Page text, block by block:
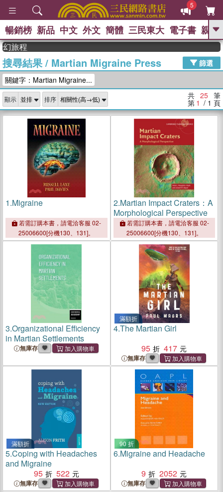
5
GO
熱搜： 東野圭吾 、 高希均教授回憶錄
、 The Odyssey 、 父親節 、 如果歷
獎 臺灣漫遊錄 、 方念華 、 台灣的李
登輝時代
數學女孩：黎曼猜想 、
偉大的迷走神經
暢銷榜 新品 中文 外文 簡體 三民東大 電子書 親子
程
搜尋結果/ Martian Migraine Press
篩選
關鍵字：Martian Migraine...
顯示 排序 共 25 筆
第 1 / 1 頁
1.Migraine
若需訂購本書，請電洽客服 02-
25006600[分機130、131]。
2.Martian Impact Craters：A
Morphological Perspective
若需訂購本書，請電洽客服 02-
25006600[分機130、131]。
3.Organizational Efficiency
in Martian Settlements
無庫存
滿額折
4.The Martian Girl
95
417
無庫存
滿額折
5.Coping with Headaches
and Migraine
95
522
無庫存
90 折
6.Migraine and Headache
9
2052
無庫存